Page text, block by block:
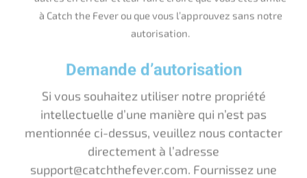
intellectuelle d’une manière qui n’est pas
mentionnée ci-dessus, veuillez nous contacter
support@catchthefever.com. Fournissez une
avez l’intention d’utiliser notre marque, et nous
vous répondrons rapidement.
Catch the Fever Outdoors, LLCet ses marques
associées, y compris, mais sans s’y limiter,Big